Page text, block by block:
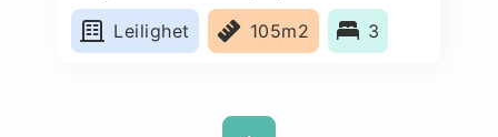
Leilighet
105m2 3